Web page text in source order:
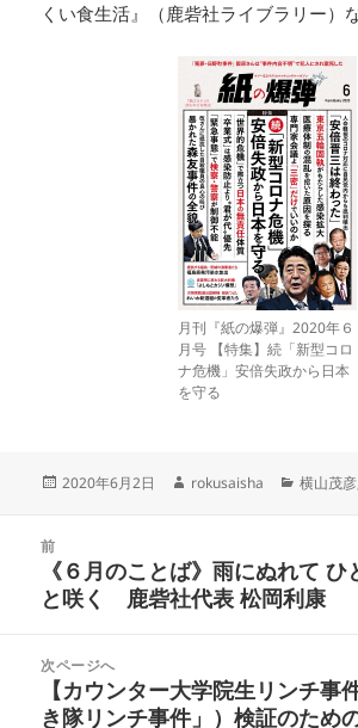
くい食生活』（鹿砦社ライブラリー）な
月刊『紙の爆弾』2020年６
月号 【特集】続「新型コロ
ナ危機」安倍失政から日本
を守る
投
2020年6月2日
作
rokusaisha
カ
ー
横山茂彦
前
前
の
稿:
《６月のことば》雨にぬれて
と咲く 鹿砦社代表 松岡利康
次ページへ
次
の
【カウンター大学院生リンチ事
き隊リンチ事件」）検証のため